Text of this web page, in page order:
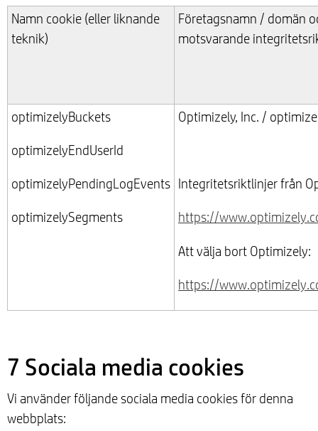
Namn cookie (eller liknande
teknik)
Företagsnamn / domän
motsvarande
optimizelyBuckets
optimizelyEndUserId
optimizelyPendingLogEvents
optimizelySegments
Optimizely, Inc. /
Integritetsriktlinjer från
https://
Att välja bort Optimizely:
https://
7 Sociala media cookies
Vi använder följande sociala media cookies för denna
webbplats: